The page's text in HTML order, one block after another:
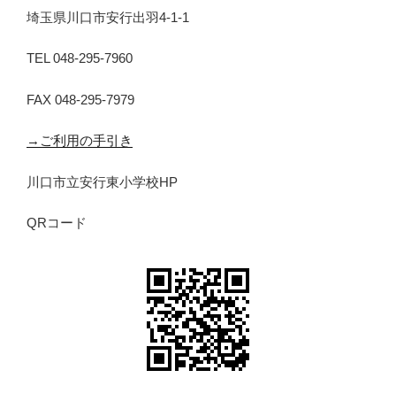
埼玉県川口市安行出羽4-1-1
TEL 048-295-7960
FAX 048-295-7979
→ご利用の手引き
川口市立安行東小学校HP
QRコード